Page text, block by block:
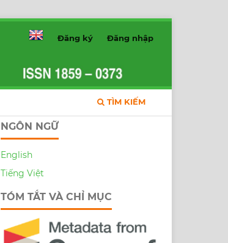
TÌM KIẾM
Đăng ký Đăng nhập
NGÔN NGỮ
English
Tiếng Việt
TÓM TẮT VÀ CHỈ MỤC